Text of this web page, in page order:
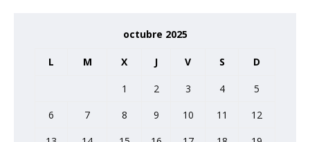
octubre 2025
L M X J V S D
1 2 3 4
5
6
7 8 9 10 11
12